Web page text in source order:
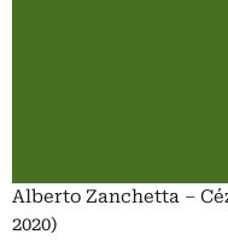
Alberto Zanchetta –
2020)